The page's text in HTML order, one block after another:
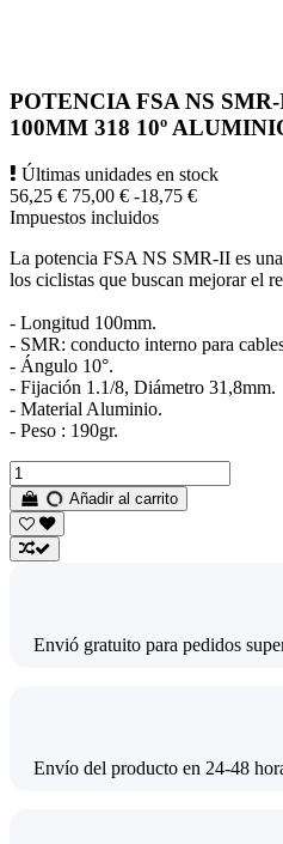
POTENCIA FSA NS
100MM 318 10º
Últimas unidades en stock
56,25 € 75,00 € -18,75 €
Impuestos incluidos
La potencia FSA NS SMR-II es
los ciclistas que buscan mejorar el
- Longitud 100mm.
- SMR: conducto interno para
- Ángulo 10°.
- Fijación 1.1/8, Diámetro 31,8mm.
- Material Aluminio.
- Peso : 190gr.
Añadir al carrito
Envió gratuito para pedidos
Envío del producto en 24-48